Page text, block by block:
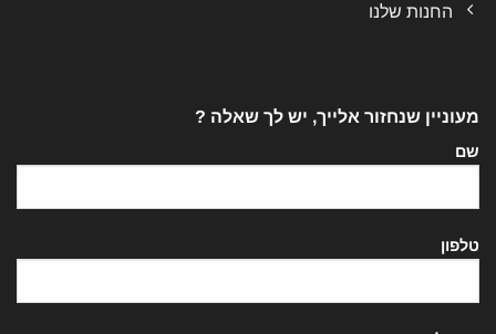
החנות שלנו
מעוניין שנחזור אלייך, יש לך שאלה ?
שם
טלפון